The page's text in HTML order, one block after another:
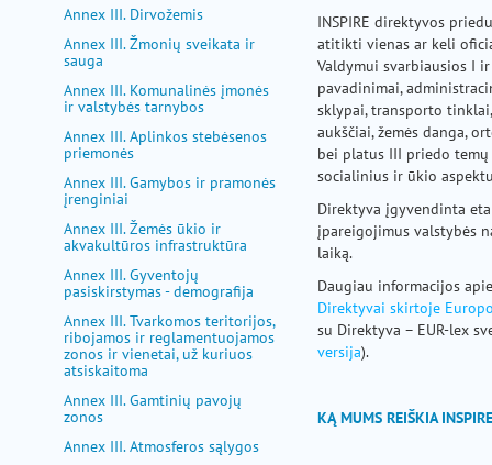
Annex III. Dirvožemis
Annex III. Žmonių sveikata ir
sauga
Annex III. Komunalinės įmonės
ir valstybės tarnybos
Annex III. Aplinkos stebėsenos
priemonės
Annex III. Gamybos ir pramonės
įrenginiai
Annex III. Žemės ūkio ir
akvakultūros infrastruktūra
Annex III. Gyventojų
pasiskirstymas - demografija
Annex III. Tvarkomos teritorijos,
ribojamos ir reglamentuojamos
zonos ir vienetai, už kuriuos
atsiskaitoma
Annex III. Gamtinių pavojų
zonos
Annex III. Atmosferos sąlygos
INSPIRE direktyvos
atitikti vienas ar keli
Valdymui svarbiausios I
pavadinimai,
sklypai, transporto
aukščiai, žemės danga,
bei platus III priedo
socialinius ir ūkio
Direktyva įgyvendinta
įpareigojimus valstybės
laiką.
Daugiau informacijos
Direktyvai skirtoje
su Direktyva – EUR-lex
versija).
KĄ MUMS REIŠKIA INSPIRE